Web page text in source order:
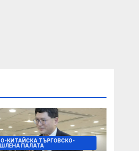
КИТАЙСКА ТЪРГОВСКО-
ПАЛАТА